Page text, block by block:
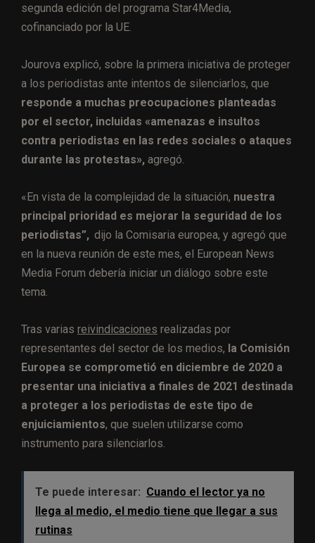
segunda edición del programa Star4Media,
cofinanciado por la UE.
Jourova explicó, sobre la primera iniciativa de proteger
a los periodistas ante intentos de silenciarlos, que
responde a muchas preocupaciones planteadas
por el sector, incluidas «amenazas e insultos
contra periodistas en las redes sociales o ataques
durante las protestas», agregó.
«En vista de la complejidad de la situación, nuestra
principal prioridad es mejorar la seguridad de los
periodistas”, dijo la Comisaria europea, y agregó que
en la nueva reunión de este mes, el European News
Media Forum debería iniciar un diálogo sobre este
tema.
Tras varias reivindicaciones realizadas por
representantes del sector de los medios, la Comisión
Europea se comprometió en diciembre de 2020 a
presentar una iniciativa a finales de 2021 destinada
a proteger a los periodistas de este tipo de
enjuiciamientos, que suelen utilizarse como
instrumento para silenciarlos.
Te puede interesar: Cuando el lector ya no
llega al medio, el medio tiene que llegar a sus
rutinas